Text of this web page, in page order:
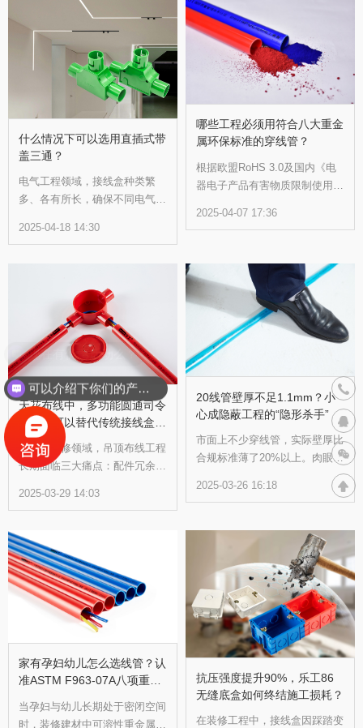
什么情况下可以选用直插式带
盖三通？
电气工程领域，接线盒种类繁
多、各有所长，确保不同电气安
插式带盖三通接线盒因其便捷
呢？接下来，让我们一起探索
2025-04-18 14:30
哪些工程必须用符合八大重金
属环保标准的穿线管？
根据欧盟RoHS 3.0及国内《电
器电子产品有害物质限制使用管
等八项重金属被严格限制。以下
场景依法需使用符合标准的PVC
穿线管：
2025-04-07 17:36
天花布线中，多功能圆通司令
盒为何可以替代传统接线盒使
用？
在建筑装修领域，吊顶布线工程
长期面临三大痛点：配件冗余、
繁切换工具、核对型号，不仅降
低效率，更易因配件误用引发返
工风险。如何以技术创新破解这
一行业顽疾？圆通司令盒为施工
方提供了颠覆性的解决方案。
2025-03-29 14:03
20线管壁厚不足1.1mm？小
心成隐蔽工程的“隐形杀手”
市面上不少穿线管，实际壁厚比
合规标准薄了20%以上。肉眼看
上去这类线管和合规线管差异并
不大，但壁厚不足会带来重重隐
壁厚不足1.1mm的线管，抗压能
力远低于国标要求。行业标准
JG3050规定φ20mm轻型管壁厚
应≥1.1mm，中型管≥1.25mm，
重型管≥1.75mm。若偷工减
料，线管在混凝土浇筑或踩踏时
易变形，导致电线挤压短路甚至
引发火灾。 漏电危机：薄壁管
在穿线时易被踩坏或金属工具划
伤，长期潮湿环境中可能腐蚀穿
混凝土收缩、地面震动会持续压
2025-03-26 16:18
家有孕妇幼儿怎么选线管？认
准ASTM F963-07A八项重金
当孕妇与幼儿长期处于密闭空间
时，装修建材中可溶性重金属的
抗压强度提升90%，乐工86
无缝底盒如何终结施工损耗？
在装修工程中，接线盒因踩踏变
联
可以介绍下你们的产品么？